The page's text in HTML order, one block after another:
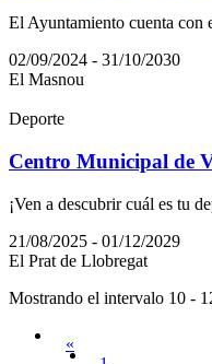
El Ayuntamiento cuenta con
02/09/2024 - 31/10/2030
El Masnou
Deporte
Centro Municipal de
¡Ven a descubrir cuál es tu
21/08/2025 - 01/12/2029
El Prat de Llobregat
Mostrando el intervalo 10 -
«